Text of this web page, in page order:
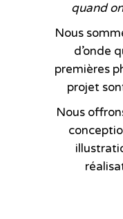
quand
Nous
d’onde
premières
projet
Nous